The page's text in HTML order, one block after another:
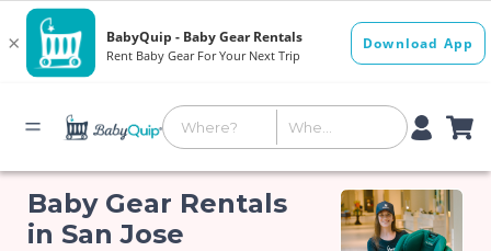
Baby Gear Rentals
in San Jose